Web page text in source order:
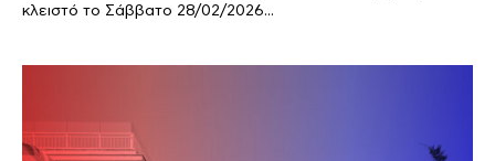
κλειστό το Σάββατο 28/02/2026...